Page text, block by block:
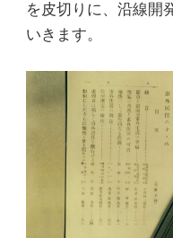
を皮切りに、沿線開
いきます。